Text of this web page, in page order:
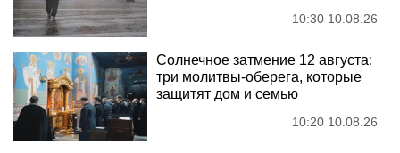
10:30 10.08.26
Солнечное затмение 12 августа:
три молитвы-оберега, которые
защитят дом и семью
10:20 10.08.26